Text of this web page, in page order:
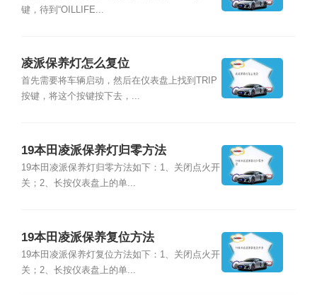
键，待到“OILLIFE...
凌派保养灯怎么复位
首先需要将车辆启动，然后在仪表盘上找到TRIP
按键，将这个按键按下去，...
19本田凌派保养灯归零方法
19本田凌派保养灯归零方法如下：1、关闭点火开
关；2、长按仪表盘上的单...
19本田凌派保养复位方法
19本田凌派保养灯复位方法如下：1、关闭点火开
关；2、长按仪表盘上的单...